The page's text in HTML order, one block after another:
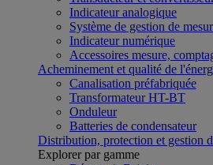
Indicateur analogique
Système de gestion de
Indicateur numérique
Accessoires mesure,
Acheminement et qualité de
Canalisation préfabriquée
Transformateur HT-BT
Onduleur
Batteries de condensateur
Distribution, protection et gestion
Explorer par gamme